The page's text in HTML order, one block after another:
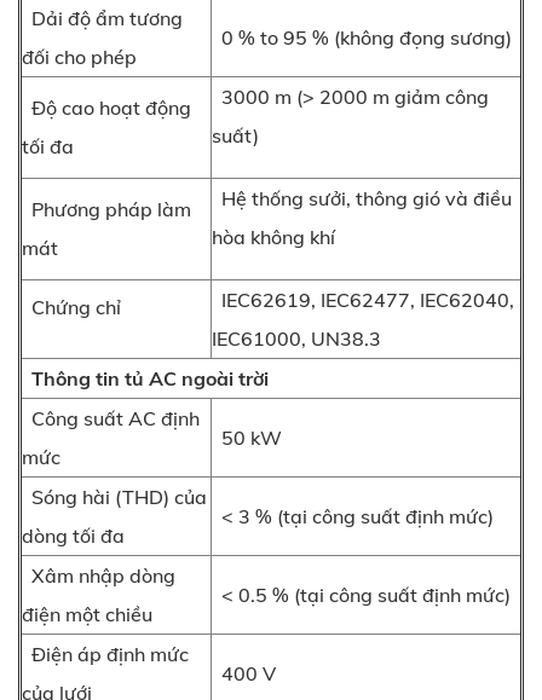
Dải độ ẩm tương
đối cho phép
0 % to 95 % (không đọng sương)
Độ cao hoạt động
tối đa
3000 m (> 2000 m giảm công
suất)
Phương pháp làm
mát
Hệ thống sưởi, thông gió và điều
hòa không khí
Chứng chỉ
IEC62619, IEC62477, IEC62040,
IEC61000, UN38.3
Thông tin tủ AC ngoài trời
Công suất AC định
mức
50 kW
Sóng hài (THD) của
dòng tối đa
< 3 % (tại công suất định mức)
Xâm nhập dòng
điện một chiều
< 0.5 % (tại công suất định mức)
Điện áp định mức
của lưới
400 V